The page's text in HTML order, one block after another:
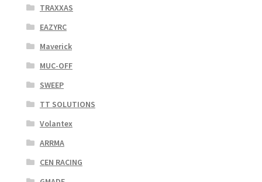
TRAXXAS
EAZYRC
Maverick
MUC-OFF
SWEEP
TT SOLUTIONS
Volantex
ARRMA
CEN RACING